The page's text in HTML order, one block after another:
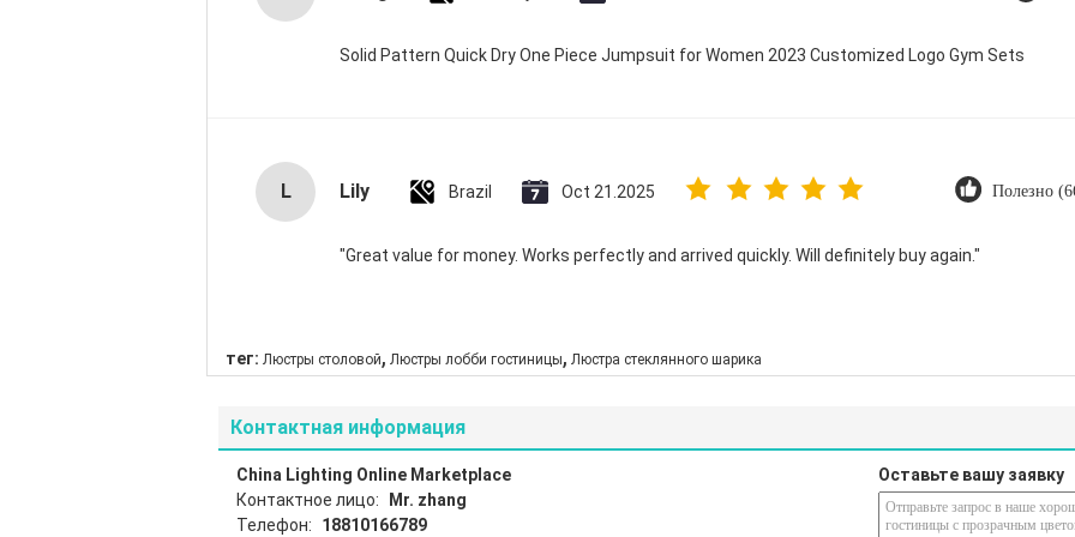
Solid Pattern Quick Dry One Piece Jumpsuit for Women 2023 Customized Logo Gym Sets
L Lily Brazil Oct 21.2025 Полезно
"Great value for money. Works perfectly and arrived quickly. Will definitely buy again."
тег: Люстры столовой, Люстры лобби гостиницы, Люстра стеклянного шарика
Контактная информация
China Lighting Online Marketplace
Контактное лицо:
Mr. zhang
Телефон:
18810166789
Оставьте вашу заявку